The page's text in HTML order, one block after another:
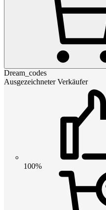
Dream_codes
Ausgezeichneter Verkäufer
100%